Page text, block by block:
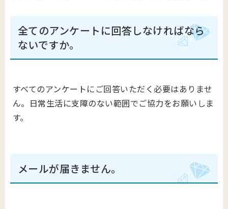
全てのアンケートに回答しなければなら
ないですか。
すべてのアンケートにご回答いただく必要はありませ
ん。日常生活に支障のない範囲でご協力をお願いしま
す。
メールが届きません。